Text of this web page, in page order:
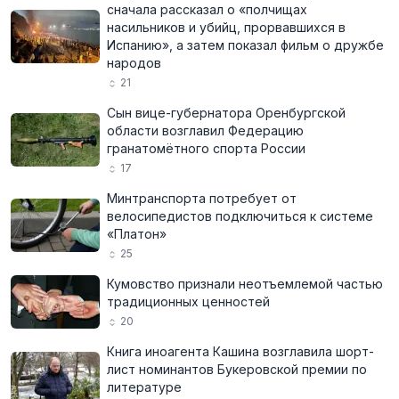
сначала рассказал о «полчищах
насильников и убийц, прорвавшихся в
Испанию», а затем показал фильм о дружбе
народов
21
Сын вице-губернатора Оренбургской
области возглавил Федерацию
гранатомётного спорта России
17
Минтранспорта потребует от
велосипедистов подключиться к системе
«Платон»
25
Кумовство признали неотъемлемой частью
традиционных ценностей
20
Книга иноагента Кашина возглавила шорт-
лист номинантов Букеровской премии по
литературе